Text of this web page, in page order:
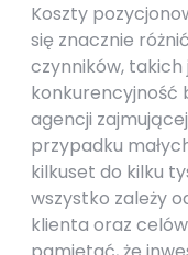
Koszty
się znacznie
czynników, takich
konkurencyjność
agencji
przypadku
kilkuset do kilku
wszystko zależy
klienta oraz